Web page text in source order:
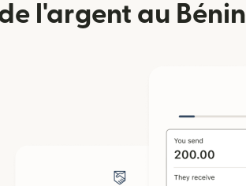
l'argent au
une nouvelle fenêtre)
une nouvelle fenêtre)